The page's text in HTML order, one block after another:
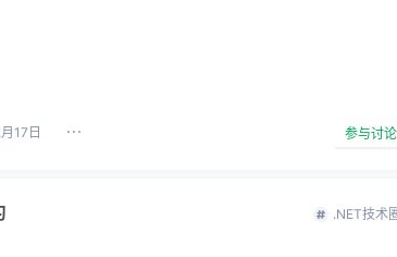
17日 参与讨论
.NET技术